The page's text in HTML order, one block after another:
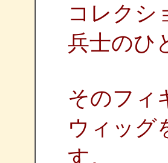
コレクシ
兵士のひ
そのフィ
ウィッグ
す。